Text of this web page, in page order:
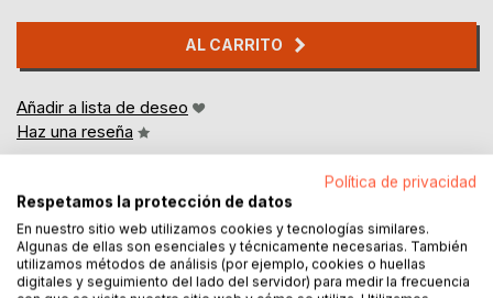
AL CARRITO
Añadir a lista de deseo
Haz una reseña
Política de privacidad
Respetamos la protección de datos
En nuestro sitio web utilizamos cookies y tecnologías similares.
Algunas de ellas son esenciales y técnicamente necesarias. También
utilizamos métodos de análisis (por ejemplo, cookies o huellas
digitales y seguimiento del lado del servidor) para medir la frecuencia